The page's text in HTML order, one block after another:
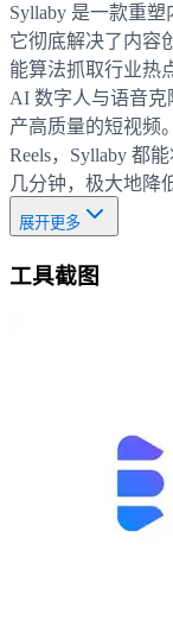
Syllaby 是一款重
它彻底解决了内容
能算法抓取行业热
AI 数字人与语音
产高质量的短视频
Reels，Syllaby 都
几分钟，极大地降
展开更多
工具截图